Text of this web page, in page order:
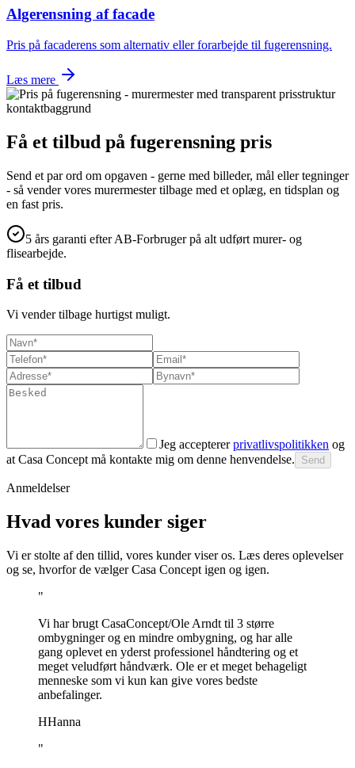
Algerensning af facade
Pris på facaderens som alternativ eller forarbejde til fugerensning.
Læs mere
Få et tilbud på fugerensning pris
Send et par ord om opgaven - gerne med billeder, mål eller tegninger
- så vender vores murermester tilbage med et oplæg, en tidsplan og
en fast pris.
5 års garanti efter AB-Forbruger på alt udført murer- og
flisearbejde.
Få et tilbud
Vi vender tilbage hurtigst muligt.
Jeg accepterer privatlivspolitikken og
at Casa Concept må kontakte mig om denne henvendelse.
Send
Anmeldelser
Hvad vores kunder siger
Vi er stolte af den tillid, vores kunder viser os. Læs deres oplevelser
og se, hvorfor de vælger Casa Concept igen og igen.
"
Vi har brugt CasaConcept/Ole Arndt til 3 større
ombygninger og en mindre ombygning, og har alle
gang oplevet en yderst professionel håndtering og et
meget veludført håndværk. Ole er et meget behageligt
menneske som vi kun kan give vores bedste
anbefalinger.
HHanna
"